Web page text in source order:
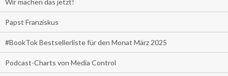
Wir machen das jetzt!
Papst Franziskus
#BookTok Bestsellerliste für den Monat März 2025
Podcast-Charts von Media Control